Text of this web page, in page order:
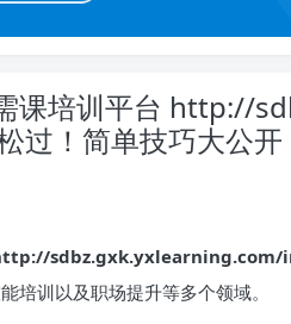
课培训平台 http://
过！简单技巧大公开
http://
培训以及职场提升等多个领域。